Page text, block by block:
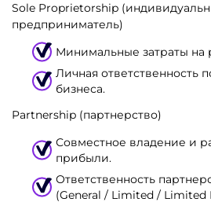
Sole Proprietorship
предприниматель)
Минимальные затраты на
Личная ответственность
бизнеса.
Partnership (партнерство)
Совместное владение и
прибыли.
Ответственность
(General / Limited / Limited